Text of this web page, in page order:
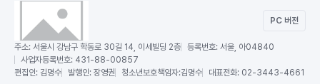
PC 버전
주소: 서울시 강남구 학동로 30길 14, 이세빌딩 2층 등록번호: 서울, 아04840
사업자등록번호: 431-88-00857
편집인: 김명수 발행인: 장영권 청소년보호책임자:김명수 대표전화: 02-3443-4661